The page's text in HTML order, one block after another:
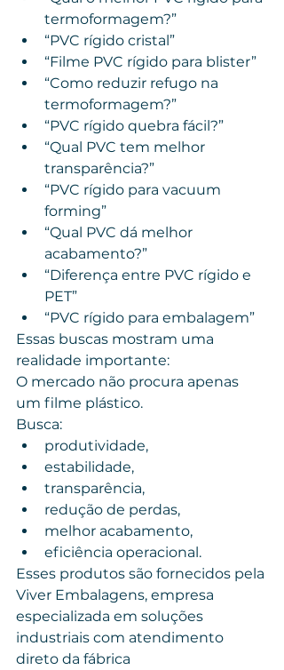
termoformagem?”
“PVC rígido cristal”
“Filme PVC rígido para blister”
“Como reduzir refugo na
termoformagem?”
“PVC rígido quebra fácil?”
“Qual PVC tem melhor
transparência?”
“PVC rígido para vacuum
forming”
“Qual PVC dá melhor
acabamento?”
“Diferença entre PVC rígido e
PET”
“PVC rígido para embalagem”
Essas buscas mostram uma
realidade importante:
O mercado não procura apenas
um filme plástico.
Busca:
produtividade,
estabilidade,
transparência,
redução de perdas,
melhor acabamento,
eficiência operacional.
Esses produtos são fornecidos pela
Viver Embalagens, empresa
especializada em soluções
industriais com atendimento
direto da fábrica